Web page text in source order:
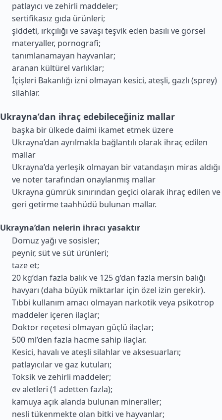
patlayıcı ve zehirli maddeler;
sertifikasız gıda ürünleri;
şiddeti, ırkçılığı ve savaşı teşvik eden basılı ve görsel
materyaller, pornografi;
tanımlanamayan hayvanlar;
aranan kültürel varlıklar;
İçişleri Bakanlığı izni olmayan kesici, ateşli, gazlı (sprey)
silahlar.
Ukrayna’dan ihraç edebileceğiniz mallar
başka bir ülkede daimi ikamet etmek üzere
Ukrayna’dan ayrılmakla bağlantılı olarak ihraç edilen
mallar
Ukrayna’da yerleşik olmayan bir vatandaşın miras aldığı
ve noter tarafından onaylanmış mallar
Ukrayna gümrük sınırından geçici olarak ihraç edilen ve
geri getirme taahhüdü bulunan mallar.
Ukrayna’dan nelerin ihracı yasaktır
Domuz yağı ve sosisler;
peynir, süt ve süt ürünleri;
taze et;
20 kg’dan fazla balık ve 125 g’dan fazla mersin balığı
havyarı (daha büyük miktarlar için özel izin gerekir).
Tıbbi kullanım amacı olmayan narkotik veya psikotrop
maddeler içeren ilaçlar;
Doktor reçetesi olmayan güçlü ilaçlar;
500 ml’den fazla hacme sahip ilaçlar.
Kesici, havalı ve ateşli silahlar ve aksesuarları;
patlayıcılar ve gaz kutuları;
Toksik ve zehirli maddeler;
ev aletleri (1 adetten fazla);
kamuya açık alanda bulunan mineraller;
nesli tükenmekte olan bitki ve hayvanlar;